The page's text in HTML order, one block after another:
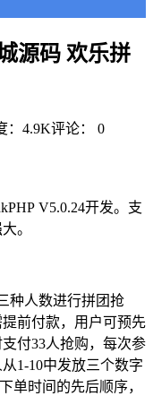
源码 欢乐拼
：4.9K评论： 0
V5.0.24开发。支
。
种人数进行拼团抢
前付款，用户可预先
付33人抢购，每次参
1-10中发放三个数字
单时间的先后顺序，